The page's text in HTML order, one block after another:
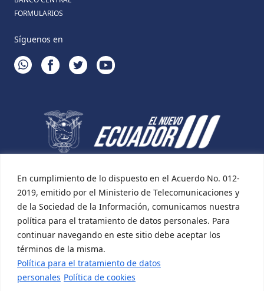
En cumplimiento de lo dispuesto en el Acuerdo No. 012-
2019, emitido por el Ministerio de Telecomunicaciones y
de la Sociedad de la Información, comunicamos nuestra
política para el tratamiento de datos personales. Para
continuar navegando en este sitio debe aceptar los
términos de la misma.
Política para el tratamiento de datos
personales Política de cookies
FORMULARIOS
Síguenos en
WHATSAPPFACEBOOKTWITTERYOUTUBE